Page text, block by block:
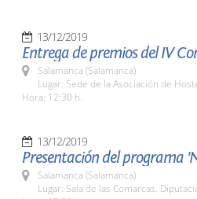
13/12/2019
Entrega de premios del IV
Salamanca (Salamanca)
Lugar: Sede de la Asociación de
Hora: 12:30 h.
13/12/2019
Presentación del programa
Salamanca (Salamanca)
Lugar: Sala de las Comarcas.